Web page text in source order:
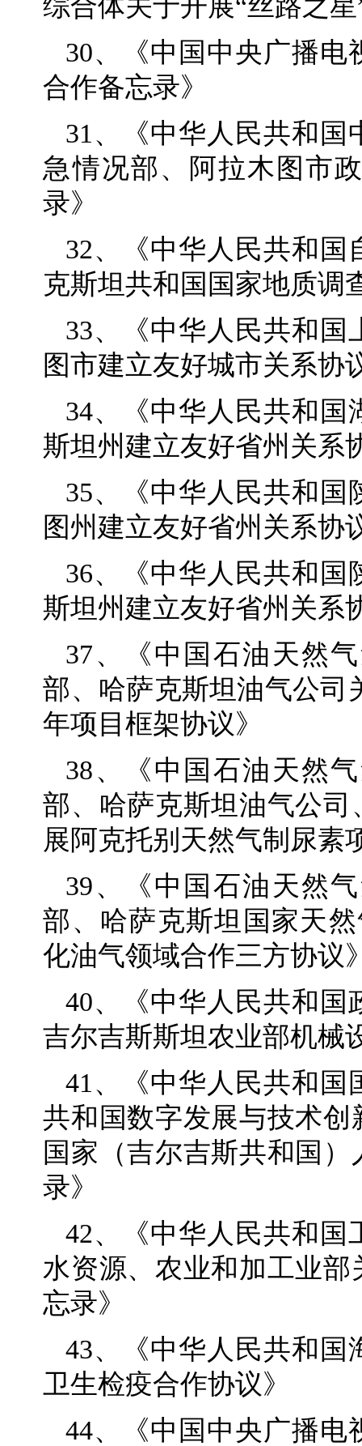
综合体关于开展“丝路之
30、《中国中央广播
合作备忘录》
31、《中华人民共和
急情况部、阿拉木图市
录》
32、《中华人民共和
克斯坦共和国国家地质调
33、《中华人民共和
图市建立友好城市关系协
34、《中华人民共和
斯坦州建立友好省州关系
35、《中华人民共和
图州建立友好省州关系协
36、《中华人民共和
斯坦州建立友好省州关系
37、《中国石油天然
部、哈萨克斯坦油气公司
年项目框架协议》
38、《中国石油天然
部、哈萨克斯坦油气公
展阿克托别天然气制尿素
39、《中国石油天然
部、哈萨克斯坦国家天
化油气领域合作三方协议
40、《中华人民共和国
吉尔吉斯斯坦农业部机械
41、《中华人民共和国
共和国数字发展与技术
国家（吉尔吉斯共和国
录》
42、《中华人民共和国
水资源、农业和加工业
忘录》
43、《中华人民共和国
卫生检疫合作协议》
44、《中国中央广播电